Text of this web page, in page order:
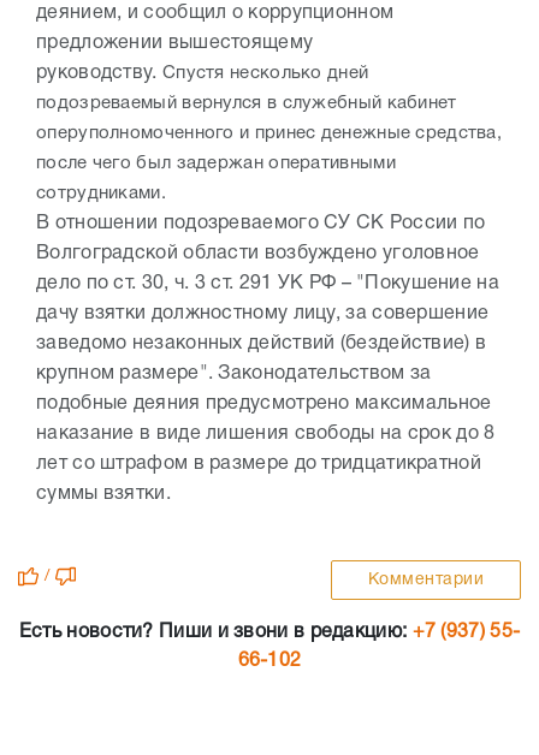
деянием, и сообщил о коррупционном
предложении вышестоящему
руководству. Спустя несколько дней
подозреваемый вернулся в служебный кабинет
оперуполномоченного и принес денежные средства,
после чего был задержан оперативными
сотрудниками.
В отношении подозреваемого СУ СК России по
Волгоградской области возбуждено уголовное
дело по ст. 30, ч. 3 ст. 291 УК РФ – "Покушение на
дачу взятки должностному лицу, за совершение
заведомо незаконных действий (бездействие) в
крупном размере". Законодательством за
подобные деяния предусмотрено максимальное
наказание в виде лишения свободы на срок до 8
лет со штрафом в размере до тридцатикратной
суммы взятки.
/ Комментарии
Есть новости? Пиши и звони в редакцию: +7 (937) 55-
66-102